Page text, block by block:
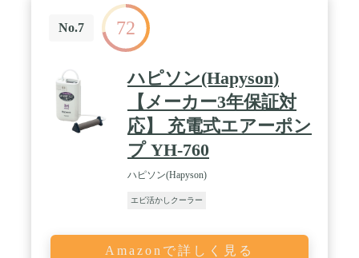
No.7 72
ハピソン(Hapyson)
【メーカー3年保証対
応】 充電式エアーポン
プ YH-760
ハピソン(Hapyson)
エビ活かしクーラー
Amazonで詳しく見る